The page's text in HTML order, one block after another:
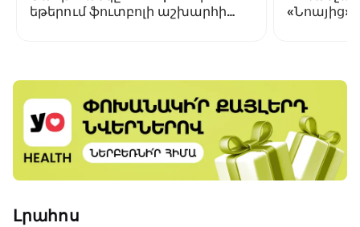
եթերում ֆուտբոլի աշխարհի
«Նոայից»
Լրահոս